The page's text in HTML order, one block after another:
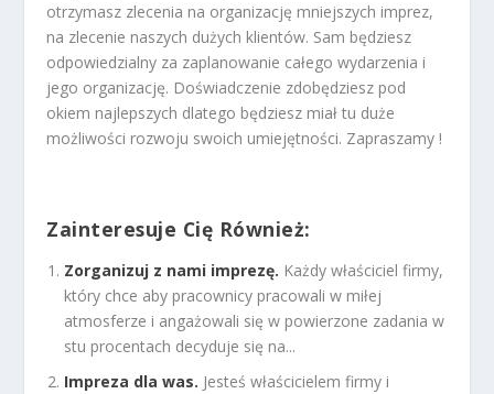
otrzymasz zlecenia na organizację mniejszych imprez,
na zlecenie naszych dużych klientów. Sam będziesz
odpowiedzialny za zaplanowanie całego wydarzenia i
jego organizację. Doświadczenie zdobędziesz pod
okiem najlepszych dlatego będziesz miał tu duże
możliwości rozwoju swoich umiejętności. Zapraszamy !
Zainteresuje Cię Również:
Zorganizuj z nami imprezę. Każdy właściciel firmy,
który chce aby pracownicy pracowali w miłej
atmosferze i angażowali się w powierzone zadania w
stu procentach decyduje się na...
Impreza dla was. Jesteś właścicielem firmy i